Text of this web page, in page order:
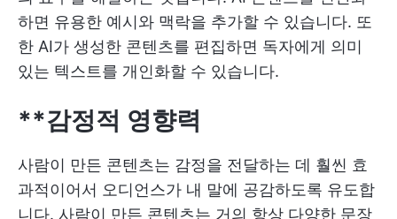
하면 유용한 예시와 맥락을 추가할 수 있습니다. 또
한 AI가 생성한 콘텐츠를 편집하면 독자에게 의미
있는 텍스트를 개인화할 수 있습니다.
**감정적 영향력
사람이 만든 콘텐츠는 감정을 전달하는 데 훨씬 효
과적이어서 오디언스가 내 말에 공감하도록 유도합
니다. 사람이 만든 콘텐츠는 거의 항상 다양한 문장